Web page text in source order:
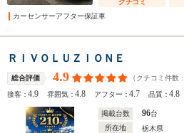
クチコミ
カーセンサーアフター保証車
ＲＩＶＯＬＵＺＩＯＮＥ
総合評価 4.9 （クチコミ件数：
接客：4.9 雰囲気：4.8 アフター：4.7 品質：4.8
掲載台数 96台
所在地
栃木県